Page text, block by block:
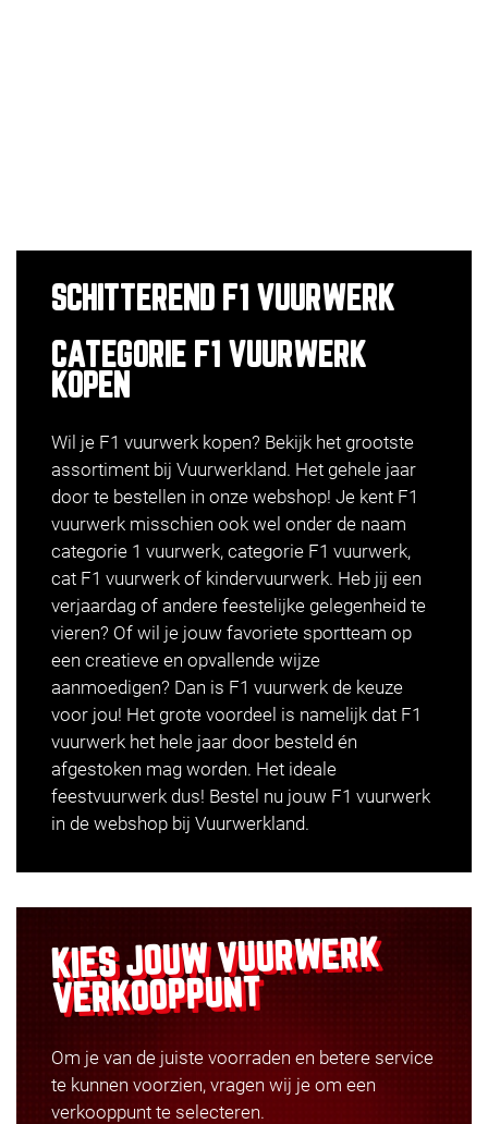
SCHITTEREND F1 VUURWERK
CATEGORIE F1 VUURWERK
KOPEN
Wil je F1 vuurwerk kopen? Bekijk het grootste
assortiment bij Vuurwerkland. Het gehele jaar
door te bestellen in onze webshop! Je kent F1
vuurwerk misschien ook wel onder de naam
categorie 1 vuurwerk, categorie F1 vuurwerk,
cat F1 vuurwerk of kindervuurwerk. Heb jij een
verjaardag of andere feestelijke gelegenheid te
vieren? Of wil je jouw favoriete sportteam op
een creatieve en opvallende wijze
aanmoedigen? Dan is F1 vuurwerk de keuze
voor jou! Het grote voordeel is namelijk dat F1
vuurwerk het hele jaar door besteld én
afgestoken mag worden. Het ideale
feestvuurwerk dus! Bestel nu jouw F1 vuurwerk
in de webshop bij Vuurwerkland.
KIES JOUWVUURWERK
VERKOOPPUNT
Om je van de juiste voorraden en betere service
te kunnen voorzien, vragen wij je om een
verkooppunt te selecteren.